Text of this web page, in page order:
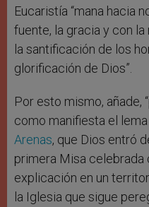
Eucaristía “mana hacia
fuente, la gracia y con
la santificación de los
glorificación de Dios”.
Por esto mismo, añade,
como manifiesta el
Arenas, que Dios entró
primera Misa celebrada
explicación en un
la Iglesia que sigue